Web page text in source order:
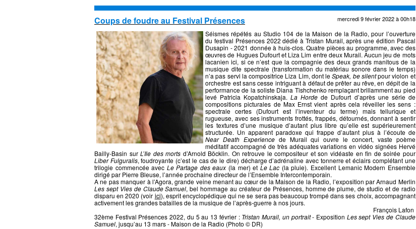
Coups de foudre au Festival Présences mercredi 9 février 2022 à 00h18
Séismes répétés au Studio 104 de la Maison de la Radio, pour l’ouverture
du festival Présences 2022 dédié à Tristan Murail, après une édition Pascal
Dusapin - 2021 donnée à huis-clos. Quatre pièces au programme, avec des
œuvres de Hugues Dufourt et Liza Lim entre deux Murail. Aucun jeu de mots
lacanien ici, si ce n’est que la compagnie des deux grands manitous de la
musique dite spectrale (transformation du matériau sonore dans le temps)
n’a pas servi la compositrice Liza Lim, dont leSpeak, be silentpour violon et
orchestre est sans cesse intriguant à défaut de prêter au rêve, en dépit de la
performance de la soliste Diana Tishchenko remplaçant brillamment au pied
levé Patricia Kopatchinskaja. La Horde de Dufourt d’après une série de
compositions picturales de Max Ernst vient après cela réveiller les sens :
spectrale certes (Dufourt est l’inventeur du terme) mais tellurique et
rugueuse, avec ses instruments frottés, frappés, détournés, donnant à sentir
les textures d’une musique d’autant plus libre qu’elle est supérieurement
structurée. Un apparent paradoxe qui frappe d’autant plus à l’écoute de
Near Death Experiencede Murail qui ouvre le concert, vaste poème
méditatif accompagné de très adéquates variations en vidéo signées Hervé
Bailly-Basin surL’Ile des morts d’Arnold Böcklin. On retrouve le compositeur et son vidéaste en fin de soirée pour
Liber Fulguralis, foudroyante (c’est le cas de le dire) décharge d’adrénaline avec tonnerre et éclairs complétant une
trilogie commencée avec Le Partage des eaux (la mer) et Le Lac (la pluie). Excellent Lemanic Modern Ensemble
dirigé par Pierre Bleuse, l’année prochaine directeur de l’Ensemble Intercontemporain.
A ne pas manquer à l’Agora, grande veine menant au cœur de la Maison de la Radio, l’exposition par Arnaud Merlin
Les sept Vies de Claude Samuel, bel hommage au créateur de Présences, homme de plume, de studio et de radio
disparu en 2020 (voir ici), esprit encyclopédique qui ne se sera pas beaucoup trompé dans ses choix, accompagnant
activement les grandes batailles de la musique de l’après-guerre à nos jours.
François Lafon
32ème Festival Présences 2022, du 5 au 13 février : Tristan Murail, un portrait- Exposition Les sept Vies de Claude
Samuel, jusqu’au 13 mars - Maison de la Radio (Photo © DR)